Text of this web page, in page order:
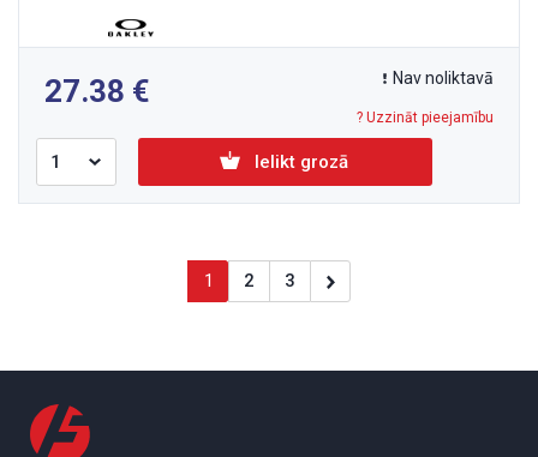
27.38 Nav noliktavā
? Uzzināt pieejamību
Ielikt grozā
1 2 3